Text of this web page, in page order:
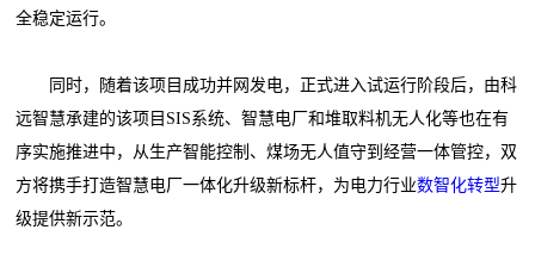
全稳定运行。
同时，随着该项目成功并网发电，正式进入试运行阶段后，由科
远智慧承建的该项目SIS系统、智慧电厂和堆取料机无人化等也在有
序实施推进中，从生产智能控制、煤场无人值守到经营一体管控，双
方将携手打造智慧电厂一体化升级新标杆，为电力行业数智化转型升
级提供新示范。